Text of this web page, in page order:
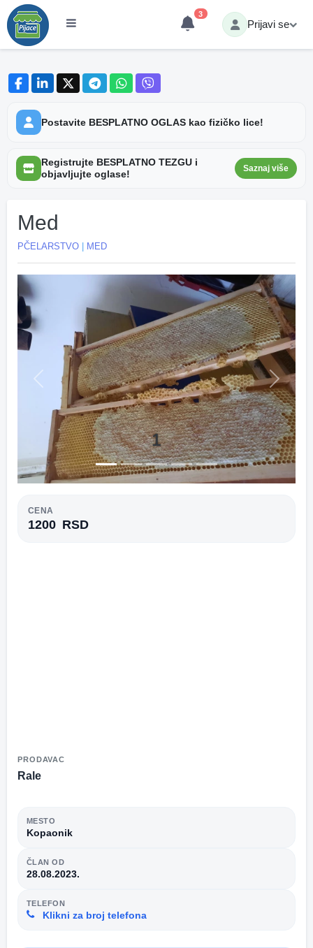
3
Prijavi se
Postavite BESPLATNO OGLAS kao fizičko lice!
Registrujte BESPLATNO TEZGU i
objavljujte oglase!
Saznaj više
Med
PČELARSTVO MED
1
Previous Next
CENA
1200 RSD
PRODAVAC
Rale
MESTO
Kopaonik
ČLAN OD
28.08.2023.
TELEFON
Klikni za broj telefona